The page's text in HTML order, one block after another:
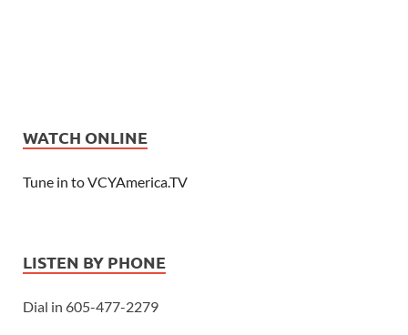
WATCH ONLINE
Tune in to VCYAmerica.TV
LISTEN BY PHONE
Dial in 605-477-2279